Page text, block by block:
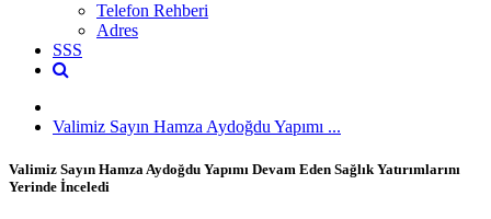
Telefon Rehberi
Adres
SSS
Valimiz Sayın Hamza Aydoğdu Yapımı ...
Valimiz Sayın Hamza Aydoğdu Yapımı Devam Eden Sağlık Yatırımlarını
Yerinde İnceledi